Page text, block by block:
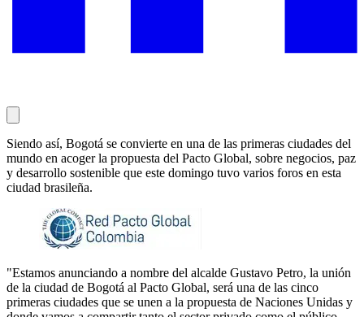
Siendo así, Bogotá se convierte en una de las primeras ciudades del
mundo en acoger la propuesta del Pacto Global, sobre negocios, paz
y desarrollo sostenible que este domingo tuvo varios foros en esta
ciudad brasileña.
"Estamos anunciando a nombre del alcalde Gustavo Petro, la unión
de la ciudad de Bogotá al Pacto Global, será una de las cinco
primeras ciudades que se unen a la propuesta de Naciones Unidas y